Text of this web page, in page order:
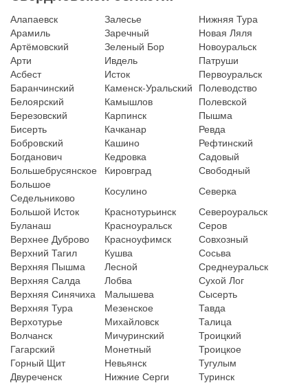
Алапаевск Залесье
Нижняя Тура
Арамиль
Заречный
Новая Ляля
Артёмовский
Зеленый Бор
Новоуральск
Арти
Ивдель
Патруши
Асбест
Исток
Первоуральск
Баранчинский
Каменск-Уральский Полеводство
Белоярский
Камышлов
Полевской
Березовский
Карпинск
Пышма
Бисерть
Качканар
Ревда
Бобровский
Кашино
Рефтинский
Богданович
Кедровка
Садовый
Большебрусянское
Кировград
Свободный
Большое
Седельниково
Косулино
Северка
Большой Исток
Краснотурьинск
Североуральск
Буланаш
Красноуральск
Серов
Верхнее Дуброво
Красноуфимск
Совхозный
Верхний Тагил
Кушва
Сосьва
Верхняя Пышма
Лесной
Среднеуральск
Верхняя Салда
Лобва
Сухой Лог
Верхняя Синячиха
Малышева
Сысерть
Верхняя Тура
Мезенское
Тавда
Верхотурье
Михайловск
Талица
Волчанск
Мичуринский
Троицкий
Гагарский
Монетный
Троицкое
Горный Щит
Невьянск
Тугулым
Двуреченск
Нижние Серги
Туринск